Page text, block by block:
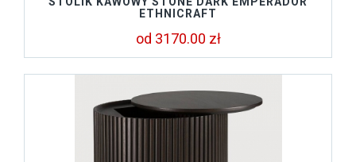
ETHNICRAFT
od 3170.00 zł